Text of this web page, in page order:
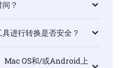
？
进行转换是否安全？
Mac OS和/或Android上